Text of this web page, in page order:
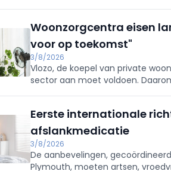
Woonzorgcentra eisen
voor op toekomst"
3/8/2026
Vlozo, de koepel van private
sector aan moet voldoen.
Eerste internationale
afslankmedicatie
3/8/2026
De aanbevelingen,
Plymouth, moeten artsen,